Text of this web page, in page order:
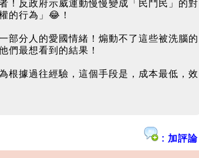
！反政府示威運動慢慢變成「民鬥民」的對
的行為」😂！
部分人的愛國情緒！煽動不了這些被洗腦的
們最想看到的結果！
根據過往經驗，這個手段是，成本最低，效
: 加評論